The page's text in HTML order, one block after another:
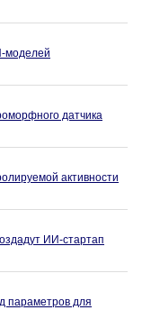
моделей
датчика
активности
ИИ-стартап
параметров для